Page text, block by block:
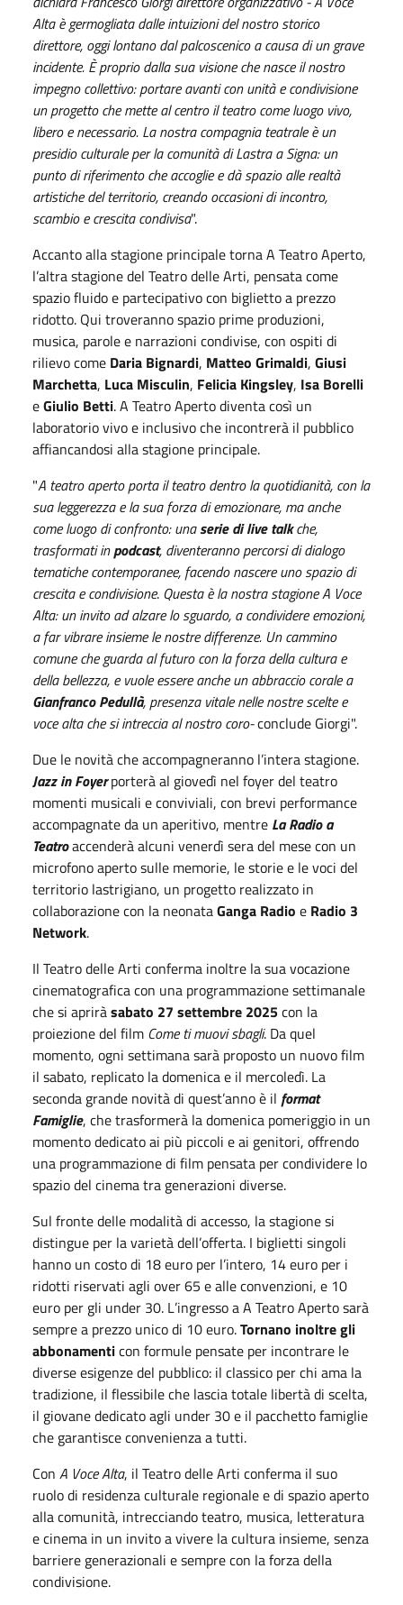
Altaè germogliata dalle intuizioni del nostro storico
direttore, oggi lontano dal palcoscenico a causa di un grave
incidente. È proprio dalla sua visione che nasce il nostro
impegno collettivo: portare avanti con unità e condivisione
un progetto che mette al centro il teatro come luogo vivo,
libero e necessario. Lanostra compagnia teatraleè un
presidio culturale per la comunità di Lastra a Signa: un
punto di riferimento che accoglie e dà spazio alle realtà
artistiche del territorio, creando occasioni di incontro,
scambio e crescita condivisa".
Accanto alla stagione principale torna A Teatro Aperto,
l’altra stagione del Teatro delle Arti, pensata come
spazio fluido e partecipativo con biglietto a prezzo
ridotto. Qui troveranno spazio prime produzioni,
musica, parole e narrazioni condivise, con ospiti di
rilievo come Daria Bignardi, Matteo Grimaldi, Giusi
Marchetta, Luca Misculin, Felicia Kingsley, Isa Borelli
eGiulio Betti. A Teatro Aperto diventa così un
laboratorio vivo e inclusivo che incontrerà il pubblico
affiancandosi alla stagione principale.
"A teatro aperto porta il teatro dentro la quotidianità, con la
sua leggerezza e la sua forza di emozionare, ma anche
come luogo di confronto: unaserie di live talkche,
trasformati inpodcast, diventeranno percorsi di dialogo
tematiche contemporanee, facendo nascere uno spazio di
crescita e condivisione. Questa è la nostra stagioneA Voce
Alta: un invito ad alzare lo sguardo, a condividere emozioni,
a far vibrare insieme le nostre differenze. Un cammino
comune che guarda al futuro con la forza della cultura e
della bellezza, e vuole essere anche un abbraccio corale a
Gianfranco Pedullà, presenza vitale nelle nostre scelte e
voce alta che si intreccia al nostro coro-conclude Giorgi".
Due le novitàche accompagneranno l’intera stagione.
Jazz in Foyer porteràal giovedì nel foyer del teatro
momenti musicali e conviviali, con brevi performance
accompagnate da un aperitivo, mentre La Radio a
Teatroaccenderàalcuni venerdì sera del mese con un
microfono aperto sulle memorie, le storie e le voci del
territorio lastrigiano, un progetto realizzato in
collaborazione con la neonataGanga Radio e Radio 3
Network.
Il Teatro delle Arti conferma inoltre la sua vocazione
cinematografica con una programmazione settimanale
che si apriràsabato 27 settembre 2025con la
proiezione del film Come ti muovi sbagli. Da quel
momento, ogni settimana sarà proposto un nuovo film
il sabato, replicato la domenica e il mercoledì. La
seconda grande novitàdi quest’anno è il format
Famiglie, che trasformerà la domenica pomeriggio in un
momento dedicato ai più piccoli e ai genitori, offrendo
una programmazione di film pensata per condividere lo
spazio del cinema tra generazioni diverse.
Sul fronte delle modalitàdi accesso, la stagione si
distingue per la varietàdell’offerta. I biglietti singoli
hanno un costo di 18 euro per l’intero, 14 euro per i
ridotti riservati agli over 65 e alle convenzioni, e 10
euro per gli under 30. L’ingresso a A Teatro Aperto sarà
sempre a prezzo unico di 10 euro.Tornano inoltre gli
abbonamenticon formule pensate per incontrare le
diverse esigenze del pubblico: il classico per chi ama la
tradizione, il flessibile che lascia totale libertàdi scelta,
il giovane dedicato agli under 30 e il pacchetto famiglie
che garantisce convenienza a tutti.
Con A Voce Alta, il Teatro delle Arti conferma il suo
ruolo di residenza culturale regionale e di spazio aperto
alla comunità, intrecciando teatro, musica, letteratura
e cinema in un invito a vivere la cultura insieme, senza
barriere generazionali e sempre con la forza della
condivisione.